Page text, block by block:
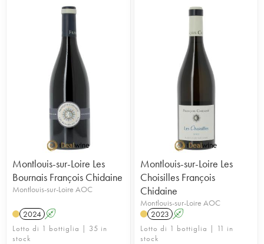
Montlouis-sur-Loire Les
Bournais François Chidaine
Montlouis-sur-Loire AOC
2024 A
Lotto di 1 bottiglia | 35 in
stock
Montlouis-sur-Loire Les
Choisilles François
Chidaine
Montlouis-sur-Loire AOC
2023 A
Lotto di 1 bottiglia | 11 in
stock